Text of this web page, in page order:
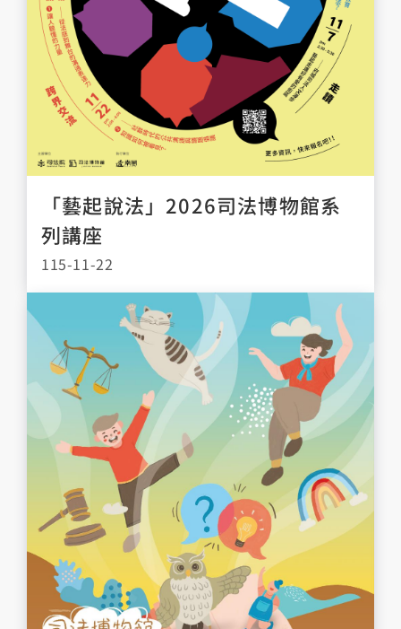
「藝起說法」2026司法博物館系
列講座
115-11-22